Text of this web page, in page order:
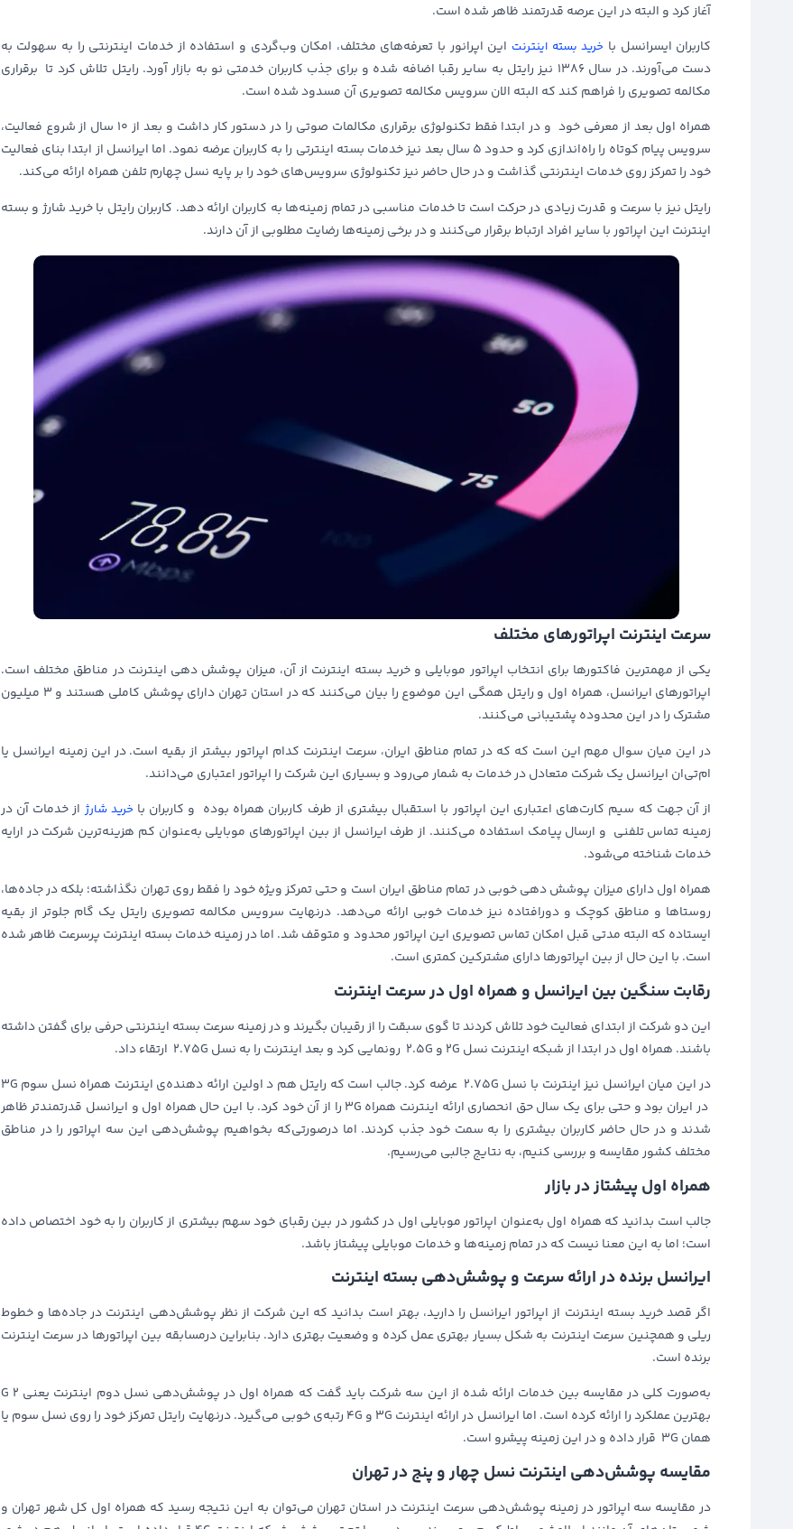
آغاز کرد و البته در این عرصه قدرتمند ظاهر شده است.
کاربران ایسرانسل با خرید بسته اینترنت این اپرانور با تعرفه‌های مختلف، امکان وب‌گردی و استفاده از خدمات اینترنتی را به سهولت به
دست می‌آورند. در سال 1386 نیز رایتل به سایر رقبا اضافه شده و برای جذب کاربران خدمتی نو به بازار آورد. رایتل تلاش کرد تا برقراری
مکالمه تصویری را فراهم کند که البته الان سرویس مکالمه تصویری آن مسدود شده است.
همراه اول بعد از معرفی خود و در ابتدا فقط تکنولوژی برقراری مکالمات صوتی را در دستور کار داشت و بعد از 10 سال از شروع فعالیت،
سرویس پیام کوتاه را راه‌اندازی کرد و حدود 5 سال بعد نیز خدمات بسته اینترتی را به کاربران عرضه نمود. اما ایرانسل از ابتدا بنای فعالیت
خود را تمرکز روی خدمات اینترنتی گذاشت و در حال حاضر نیز تکنولوژی سرویس‌های خود را بر پایه نسل چهارم تلفن همراه ارائه می‌کند.
رایتل نیز با سرعت و قدرت زیادی در حرکت است تا خدمات مناسبی در تمام زمینه‌ها به کاربران ارائه دهد. کاربران رایتل با خرید شارژ و بسته
اینترنت این اپراتور با سایر افراد ارتباط برقرار می‌کنند و در برخی زمینه‌ها رضایت مطلوبی از آن دارند.
سرعت اینترنت اپراتورهای مختلف
یکی از مهمترین فاکتورها برای انتخاب اپراتور موبایلی و خرید بسته اینترنت از آن، میزان پوشش دهی اینترنت در مناطق مختلف است.
اپراتورهای ایرانسل، همراه اول و رایتل همگی این موضوع را بیان می‌کنند که در استان تهران دارای پوشش کاملی هستند و ۳ میلیون
مشترک را در این محدوده پشتیبانی می‌کنند.
در این میان سوال مهم این است که که در تمام مناطق ایران، سرعت اینترنت کدام اپراتور بیشتر از بقیه است. در این زمینه ایرانسل یا
ام‌تی‌ان ایرانسل یک شرکت متعادل در خدمات به شمار می‌رود و بسیاری این شرکت را اپراتور اعتباری می‌دانند.
از آن جهت که سیم کارت‌های اعتباری این اپراتور با استقبال بیشتری از طرف کاربران همراه بوده و کاربران با خرید شارژ از خدمات آن در
زمینه تماس تلفنی و ارسال پیامک استفاده می‌کنند. از طرف ایرانسل از بین اپراتورهای موبایلی به‌عنوان کم هزینه‌ترین شرکت در ارایه
خدمات شناخته می‌شود.
همراه اول دارای میزان پوشش دهی خوبی در تمام مناطق ایران است و حتی تمرکز ویژه خود را فقط روی تهران نگذاشته؛ بلکه در جاده‌ها،
روستاها و مناطق کوچک و دورافتاده نیز خدمات خوبی ارائه می‌دهد. درنهایت سرویس مکالمه تصویری رایتل یک گام جلوتر از بقیه
ایستاده که البته مدتی قبل امکان تماس تصویری این اپراتور محدود و متوقف شد. اما در زمینه خدمات بسته اینترنت پرسرعت ظاهر شده
است. با این حال از بین اپراتورها دارای مشترکین کمتری است.
رقابت سنگین بین ایرانسل و همراه اول در سرعت اینترنت
این دو شرکت از ابتدای فعالیت خود تلاش کردند تا گوی سبقت را از رقیبان بگیرند و در زمینه سرعت بسته اینترنتی حرفی برای گفتن داشته
باشند. همراه اول در ابتدا از شبکه اینترنت نسل 2G و 2.5G رونمایی کرد و بعد اینترنت را به نسل 2.75G ارتقاء داد.
در این میان ایرانسل نیز اینترنت با نسل 2.75G عرضه کرد. جالب است که رایتل هم د اولین ارائه دهنده‌ی اینترنت همراه نسل سوم 3G
در ایران بود و حتی برای یک سال حق انحصاری ارائه اینترنت همراه 3G را از آن خود کرد. با این حال همراه اول و ایرانسل قدرتمندتر ظاهر
شدند و در حال حاضر کاربران بیشتری را به سمت خود جذب کردند. اما درصورتی‌که بخواهیم پوشش‌دهی این سه اپراتور را در مناطق
مختلف کشور مقایسه و بررسی کنیم، به نتایج جالبی می‌رسیم.
همراه اول پیشتاز در بازار
جالب است بدانید که همراه اول به‌عنوان اپراتور موبایلی اول در کشور در بین رقبای خود سهم بیشتری از کاربران را به خود اختصاص داده
است؛ اما به این معنا نیست که در تمام زمینه‌ها و خدمات موبایلی پیشتاز باشد.
ایرانسل برنده در ارائه سرعت و پوشش‌دهی بسته اینترنت
اگر قصد خرید بسته اینترنت از اپراتور ایرانسل را دارید، بهتر است بدانید که این شرکت از نظر پوشش‌دهی اینترنت در جاده‌ها و خطوط
ریلی و همچنین سرعت اینترنت به شکل بسیار بهتری عمل کرده و وضعیت بهتری دارد. بنابراین درمسابقه بین اپراتورها در سرعت اینترنت
برنده است.
به‌صورت کلی در مقایسه بین خدمات ارائه شده از این سه شرکت باید گفت که همراه اول در پوشش‌دهی نسل دوم اینترنت یعنی 2 G
بهترین عملکرد را ارائه کرده است. اما ایرانسل در ارائه اینترنت 3G و 4G رتبه‌ی خوبی می‌گیرد. درنهایت رایتل تمرکز خود را روی نسل سوم یا
همان 3G قرار داده و در این زمینه پیشرو است.
مقایسه پوشش‌دهی اینترنت نسل چهار و پنج در تهران
در مقایسه سه اپراتور در زمینه پوشش‌دهی سرعت اینترنت در استان تهران می‌توان به این نتیجه رسید که همراه اول کل شهر تهران و